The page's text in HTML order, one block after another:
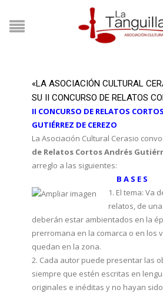
«LA ASOCIACIÓN CULTURAL
SU II CONCURSO DE RELATOS
II CONCURSO DE RELATOS
GUTIÉRREZ DE CEREZO
La Asociación Cultural Cerasio
de Relatos Cortos Andrés
arreglo a las siguientes:
B A S E S
1. El tema: Va
relatos, de
deberán estar ambientados en la
prerromana en la comarca o en los
quedan en la zona.
2. Cada autor puede presentar las
siempre que estén escritas en
originales e inéditas y no hayan